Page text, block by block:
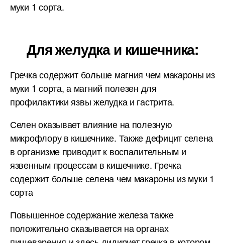
муки 1 сорта.
Для желудка и кишечника:
Гречка содержит больше магния чем макароны из
муки 1 сорта, а магний полезен для
профилактики язвы желудка и гастрита.
Селен оказывает влияние на полезную
микрофлору в кишечнике. Также дефицит селена
в организме приводит к воспалительным и
язвенным процессам в кишечнике. Гречка
содержит больше селена чем макароны из муки 1
сорта
Повышенное содержание железа также
положительно сказывается на органах